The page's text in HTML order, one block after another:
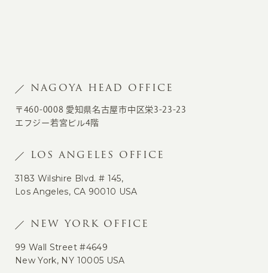
NAGOYA HEAD OFFICE
〒460-0008 愛知県名古屋市中区栄3-23-23
エフジー若宮ビル4階
LOS ANGELES OFFICE
3183 Wilshire Blvd. # 145,
Los Angeles, CA 90010 USA
NEW YORK OFFICE
99 Wall Street #4649
New York, NY 10005 USA